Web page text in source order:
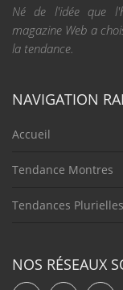
Né de l'idée que
magazine Web a
la tendance.
NAVIGATION
Accueil
Tendance Montres
Tendances Plurielles
NOS RÉSEAUX